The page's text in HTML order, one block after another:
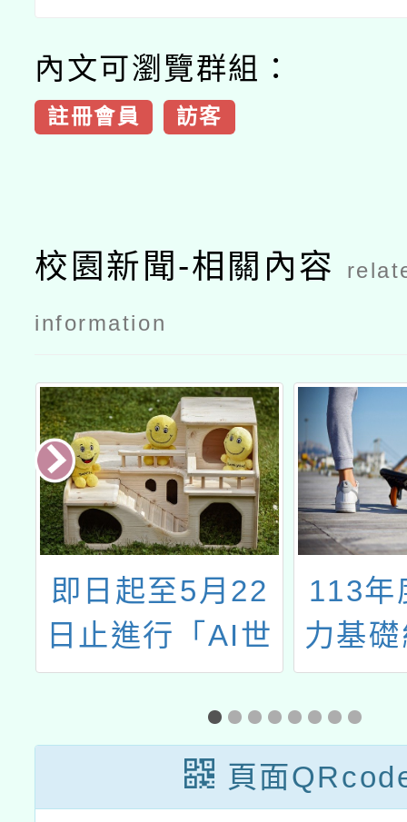
內文可瀏覽群組：
註冊會員 訪客
校園新聞-相關內容
information
即日起至5月22
日止進行「AI世
代的多元閱讀」
論文徵稿
113年
力基
頁面